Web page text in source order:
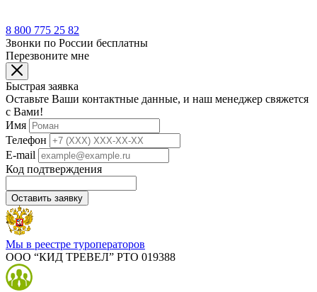
8 800 775 25 82
Звонки по России бесплатны
Перезвоните мне
Быстрая заявка
Оставьте Ваши контактные данные, и наш менеджер свяжется
с Вами!
Имя
Телефон
E-mail
Код подтверждения
Оставить заявку
Мы в реестре туроператоров
ООО “КИД ТРЕВЕЛ” РТО 019388